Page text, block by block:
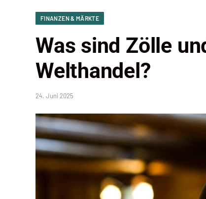
FINANZEN & MÄRKTE
Was sind Zölle
Welthandel?
24. Juni 2025